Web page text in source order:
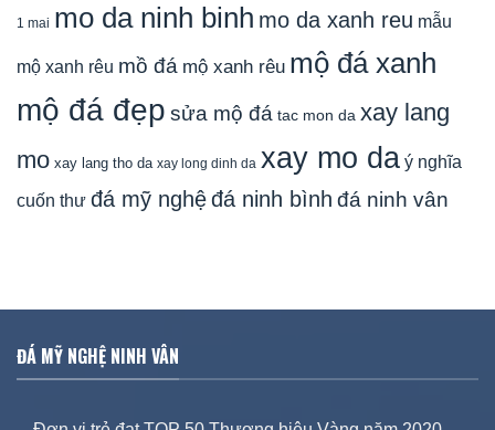
1 mai mo da ninh binh mo da xanh reu mẫu
mộ xanh rêu mồ đá mộ xanh rêu mộ đá xanh
mộ đá đẹp sửa mộ đá tac mon da xay lang
mo xay lang tho da xay long dinh da xay mo da ý nghĩa
cuốn thư đá mỹ nghệđá ninh bình đá ninh vân
ĐÁ MỸ NGHỆ NINH VÂN